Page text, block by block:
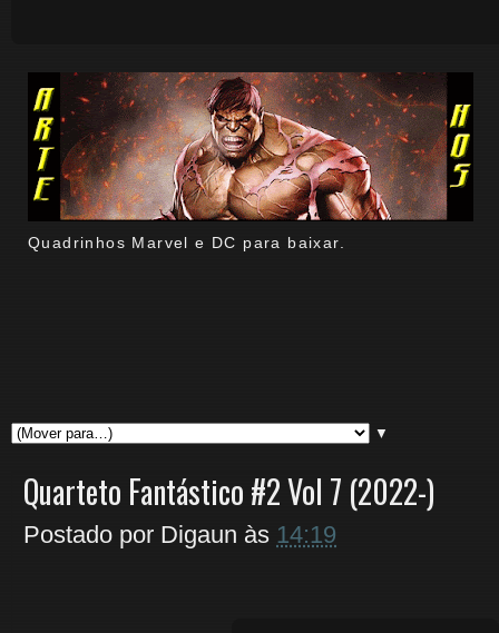
Quadrinhos Marvel e DC para baixar.
▼
Quarteto Fantástico #2 Vol 7 (2022-)
Postado por Digaun às 14:19